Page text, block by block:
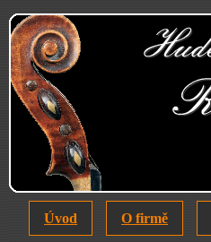
Úvod O firmě